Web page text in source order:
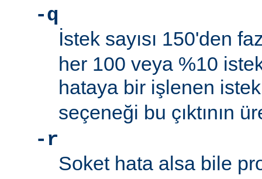
-q
İstek sayısı 150'den
her 100 veya %10
hataya bir işlenen istek
seçeneği bu çıktının
-r
Soket hata alsa bile